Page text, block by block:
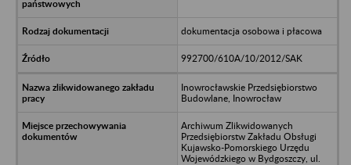
dokumentacja osobowa i płacowa
992700/610A/10/2012/SAK
Inowrocławskie Przedsiębiorstwo
Budowlane, Inowrocław
Archiwum Zlikwidowanych
Przedsiębiorstw Zakładu Obsługi
Kujawsko-Pomorskiego Urzędu
Wojewódzkiego w Bydgoszczy, ul.